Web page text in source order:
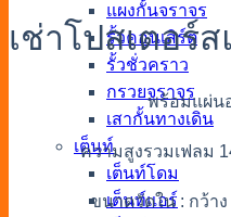
แผงกั้นจราจร
รั้วคอนเสิร์ต
รั้วชั่วคราว
กรวยจราจร
เสากั้นทางเดิน
เต็นท์
เต็นท์โดม
เต็นท์แอร์
เช่าโปสเตอร์
พร้อมแผ่น
ความสูงรวมเฟลม
ขนาดวัดใน : กว้า